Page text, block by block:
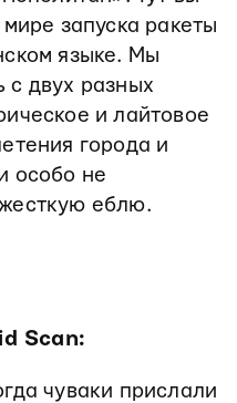
запуска ракеты
языке. Мы
с двух разных
и лайтовое
города и
особо не
еблю.
Scan:
чуваки прислали